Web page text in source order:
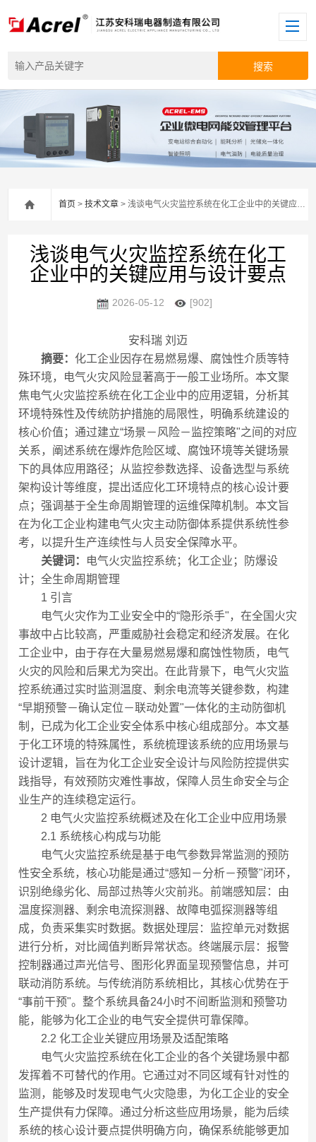
首页 >技术文章 > 浅谈电气火灾监控系统在化工企业中的关键应用与设计要点
浅谈电气火灾监控系统在化工
企业中的关键应用与设计要点
2026-05-12 [902]
安科瑞 刘迈
摘要： 化工企业因存在易燃易爆、腐蚀性介质等特
殊环境，电气火灾风险显著高于一般工业场所。本文聚
焦电气火灾监控系统在化工企业中的应用逻辑，分析其
环境特殊性及传统防护措施的局限性，明确系统建设的
核心价值；通过建立“场景－风险－监控策略"之间的对应
关系，阐述系统在爆炸危险区域、腐蚀环境等关键场景
下的具体应用路径；从监控参数选择、设备选型与系统
架构设计等维度，提出适应化工环境特点的核心设计要
点；强调基于全生命周期管理的运维保障机制。本文旨
在为化工企业构建电气火灾主动防御体系提供系统性参
考，以提升生产连续性与人员安全保障水平。
关键词：
电气火灾监控系统；化工企业；防爆设
计；全生命周期管理
1 引言
电气火灾作为工业安全中的“隐形杀手"，在全国火灾
事故中占比较高，严重威胁社会稳定和经济发展。在化
工企业中，由于存在大量易燃易爆和腐蚀性物质，电气
火灾的风险和后果尤为突出。在此背景下，电气火灾监
控系统通过实时监测温度、剩余电流等关键参数，构建
“早期预警－确认定位－联动处置"一体化的主动防御机
制，已成为化工企业安全体系中核心组成部分。本文基
于化工环境的特殊属性，系统梳理该系统的应用场景与
设计逻辑，旨在为化工企业安全设计与风险防控提供实
践指导，有效预防灾难性事故，保障人员生命安全与企
业生产的连续稳定运行。
2 电气火灾监控系统概述及在化工企业中应用场景
2.1 系统核心构成与功能
电气火灾监控系统是基于电气参数异常监测的预防
性安全系统，核心功能是通过“感知－分析－预警"闭环，
识别绝缘劣化、局部过热等火灾前兆。前端感知层：由
温度探测器、剩余电流探测器、故障电弧探测器等组
成，负责采集实时数据。数据处理层：监控单元对数据
进行分析，对比阈值判断异常状态。终端展示层：报警
控制器通过声光信号、图形化界面呈现预警信息，并可
联动消防系统。与传统消防系统相比，其核心优势在于
“事前干预"。整个系统具备24小时不间断监测和预警功
能，能够为化工企业的电气安全提供可靠保障。
2.2 化工企业关键应用场景及适配策略
电气火灾监控系统在化工企业的各个关键场景中都
发挥着不可替代的作用。它通过对不同区域有针对性的
监测，能够及时发现电气火灾隐患，为化工企业的安全
生产提供有力保障。通过分析这些应用场景，能为后续
系统的核心设计要点提供明确方向，确保系统能够更加